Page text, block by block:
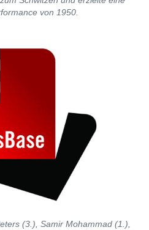
von 1950.
(3.), Samir Mohammad (1.),